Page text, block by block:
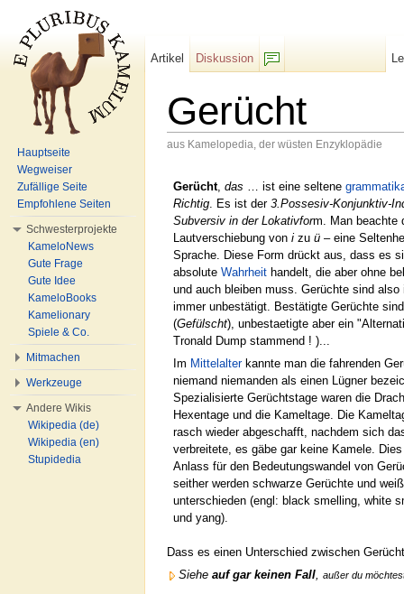
Gerücht
aus Kamelopedia, der wüsten Enzyklopädie
Gerücht, das … ist eine seltene
Richtig . Es ist der 3.Possesiv-Konjunktiv-
Subversiv in der Lokativform. Man beachte
Lautverschiebung von i zu ü – eine
Sprache. Diese Form drückt aus, dass es
absolute Wahrheit handelt, die aber ohne
und auch bleiben muss. Gerüchte sind also
immer unbestätigt. Bestätigte Gerüchte
(Gefülscht), unbestaetigte aber ein
Tronald Dump stammend ! )...
Im Mittelalterkannte man die fahrenden
niemand niemanden als einen Lügner
Spezialisierte Gerüchtstage waren die
Hexentage und die Kameltage. Die
rasch wieder abgeschafft, nachdem sich
verbreitete, es gäbe gar keine Kamele.
Anlass für den Bedeutungswandel von
seither werden schwarze Gerüchte und
unterschieden (engl: black smelling, white
und yang).
Dass es einen Unterschied zwischen
Siehe auf gar keinen Fall, außer du
Artikel
Diskussion
Hauptseite
Wegweiser
Zufällige Seite
Empfohlene Seiten
Schwesterprojekte
KameloNews
Gute Frage
Gute Idee
KameloBooks
Kamelionary
Spiele & Co.
Mitmachen
Werkzeuge
Andere Wikis
Wikipedia (de)
Wikipedia (en)
Stupidedia